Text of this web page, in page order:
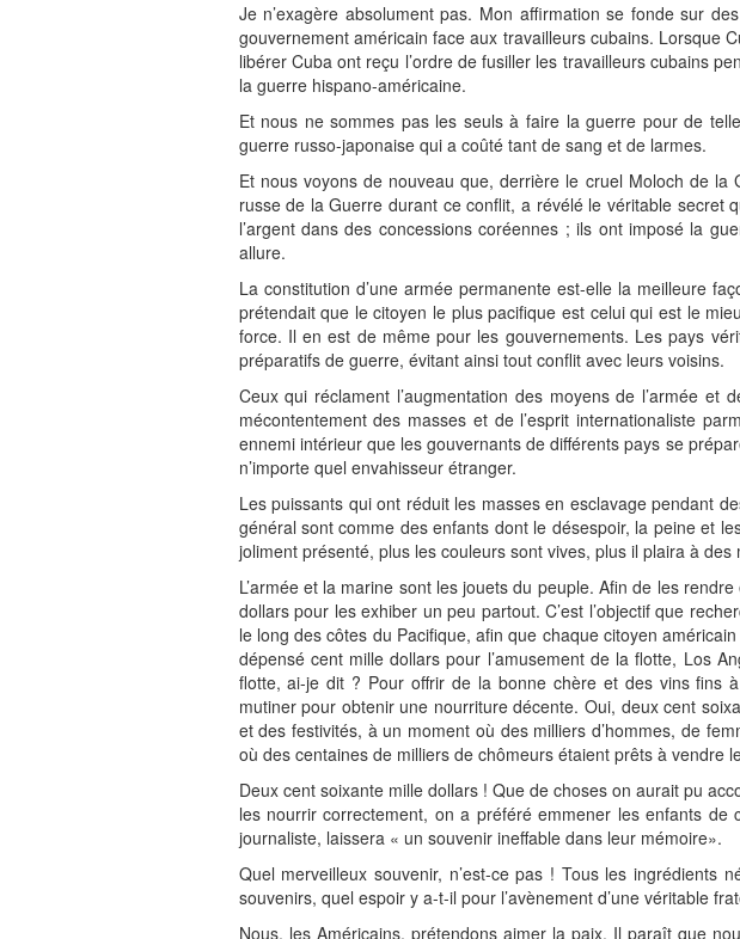
Je n’exagère absolument pas. Mon affirmation se fonde sur
gouvernement américain face aux travailleurs cubains. Lorsque
libérer Cuba ont reçu l’ordre de fusiller les travailleurs cubains
la guerre hispano-américaine.
Et nous ne sommes pas les seuls à faire la guerre pour de
guerre russo-japonaise qui a coûté tant de sang et de larmes.
Et nous voyons de nouveau que, derrière le cruel Moloch de
russe de la Guerre durant ce conflit, a révélé le véritable
l’argent dans des concessions coréennes ; ils ont imposé la
allure.
La constitution d’une armée permanente est-elle la meilleure
prétendait que le citoyen le plus pacifique est celui qui est le
force. Il en est de même pour les gouvernements. Les pays
préparatifs de guerre, évitant ainsi tout conflit avec leurs voisins.
Ceux qui réclament l’augmentation des moyens de l’armée
mécontentement des masses et de l’esprit internationaliste
ennemi intérieur que les gouvernants de différents pays se
n’importe quel envahisseur étranger.
Les puissants qui ont réduit les masses en esclavage pendant
général sont comme des enfants dont le désespoir, la peine et
joliment présenté, plus les couleurs sont vives, plus il plaira à des
L’armée et la marine sont les jouets du peuple. Afin de les
dollars pour les exhiber un peu partout. C’est l’objectif que
le long des côtes du Pacifique, afin que chaque citoyen
dépensé cent mille dollars pour l’amusement de la flotte, Los
flotte, ai-je dit ? Pour offrir de la bonne chère et des vins fins
mutiner pour obtenir une nourriture décente. Oui, deux cent
et des festivités, à un moment où des milliers d’hommes, de
où des centaines de milliers de chômeurs étaient prêts à vendre
Deux cent soixante mille dollars ! Que de choses on aurait pu
les nourrir correctement, on a préféré emmener les enfants
journaliste, laissera « un souvenir ineffable dans leur mémoire».
Quel merveilleux souvenir, n’est-ce pas ! Tous les ingrédients
souvenirs, quel espoir y a-t-il pour l’avènement d’une véritable
Nous, les Américains, prétendons aimer la paix. Il paraît que